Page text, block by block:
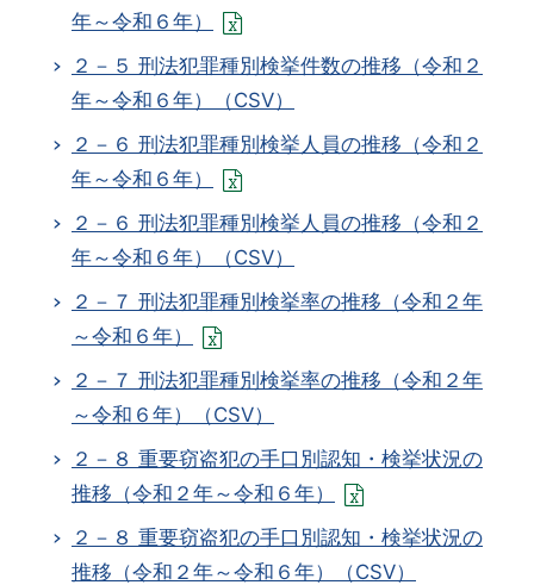
年～令和６年）
２－５ 刑法犯罪種別検挙件数の推移（令和２
年～令和６年）（CSV）
２－６ 刑法犯罪種別検挙人員の推移（令和２
年～令和６年）
２－６ 刑法犯罪種別検挙人員の推移（令和２
年～令和６年）（CSV）
２－７ 刑法犯罪種別検挙率の推移（令和２年
～令和６年）
２－７ 刑法犯罪種別検挙率の推移（令和２年
～令和６年）（CSV）
２－８ 重要窃盗犯の手口別認知・検挙状況の
推移（令和２年～令和６年）
２－８ 重要窃盗犯の手口別認知・検挙状況の
推移（令和２年～令和６年）（CSV）